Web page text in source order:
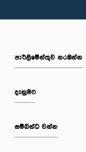
පාර්ලි‌මේන්තුව නරඹන්න
දැනුමට
සම්බන්ධ වන්න